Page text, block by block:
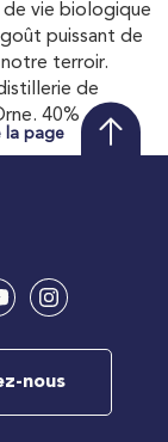
de vie biologique
puissant de
terroir.
de
40%
la page
nous